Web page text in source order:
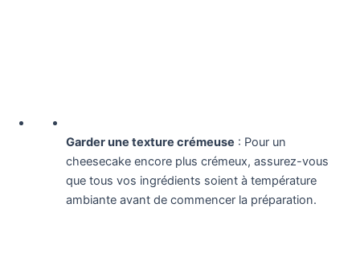
Garder une texture crémeuse : Pour un
cheesecake encore plus crémeux, assurez-vous
que tous vos ingrédients soient à température
ambiante avant de commencer la préparation.